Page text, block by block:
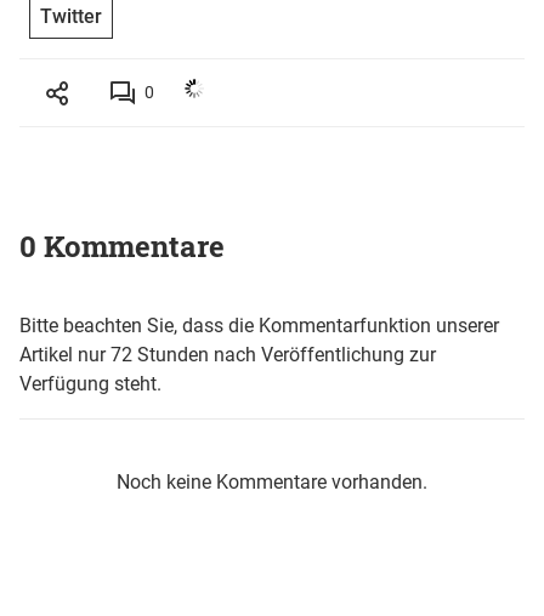
Twitter
0
0 Kommentare
Bitte beachten Sie, dass die Kommentarfunktion unserer
Artikel nur 72 Stunden nach Veröffentlichung zur
Verfügung steht.
Noch keine Kommentare vorhanden.